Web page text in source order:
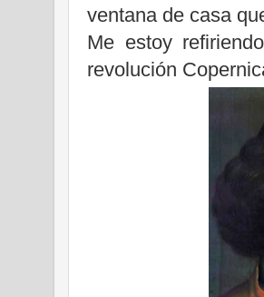
ventana de casa
Me estoy
revolución